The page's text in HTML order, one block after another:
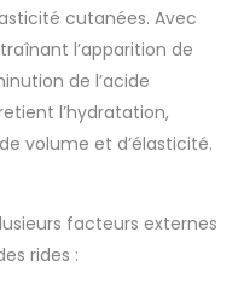
cutanées. Avec
l’apparition de
de l’acide
l’hydratation,
volume et d’élasticité.
facteurs externes
rides :